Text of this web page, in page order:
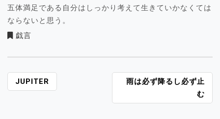
五体満足である自分はしっかり考えて生きていかなくては
ならないと思う。
戯言
投
稿
JUPITER
雨は必ず降るし必ず止
む